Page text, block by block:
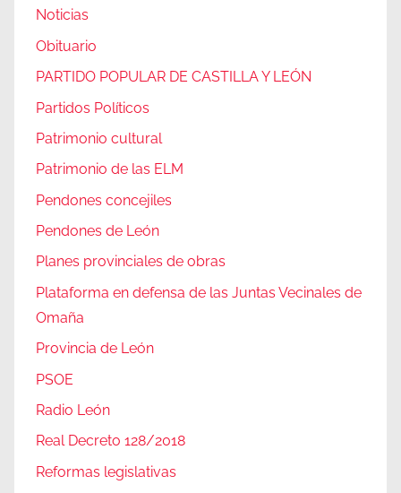
Noticias
Obituario
PARTIDO POPULAR DE CASTILLA Y LEÓN
Partidos Políticos
Patrimonio cultural
Patrimonio de las ELM
Pendones concejiles
Pendones de León
Planes provinciales de obras
Plataforma en defensa de las Juntas Vecinales de
Omaña
Provincia de León
PSOE
Radio León
Real Decreto 128/2018
Reformas legislativas